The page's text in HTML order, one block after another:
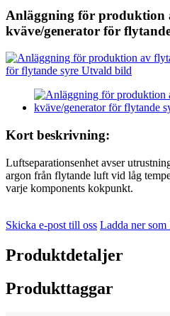
Anläggning för produktion
kväve/generator för
Kort beskrivning:
Luftseparationsenhet avser
argon från flytande luft vid låg
varje komponents kokpunkt.
Skicka e-post till oss Ladda ner som
Produktdetaljer
Produkttaggar